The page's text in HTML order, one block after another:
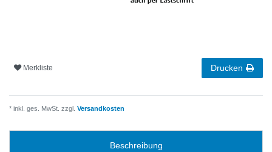
Merkliste Drucken
* inkl. ges. MwSt. zzgl. Versandkosten
Beschreibung